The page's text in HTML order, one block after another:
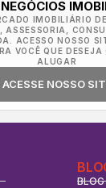
IMOBILIÁRIO
ACESSO NOSSO
VOCÊ QUE DESEJA
ALUGAR
ACESSE NOSSO